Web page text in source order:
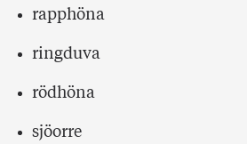
rapphöna
ringduva
rödhöna
sjöorre